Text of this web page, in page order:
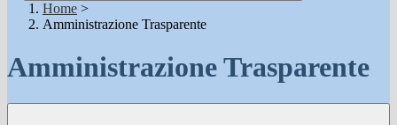
Home >
Amministrazione Trasparente
Amministrazione Trasparente